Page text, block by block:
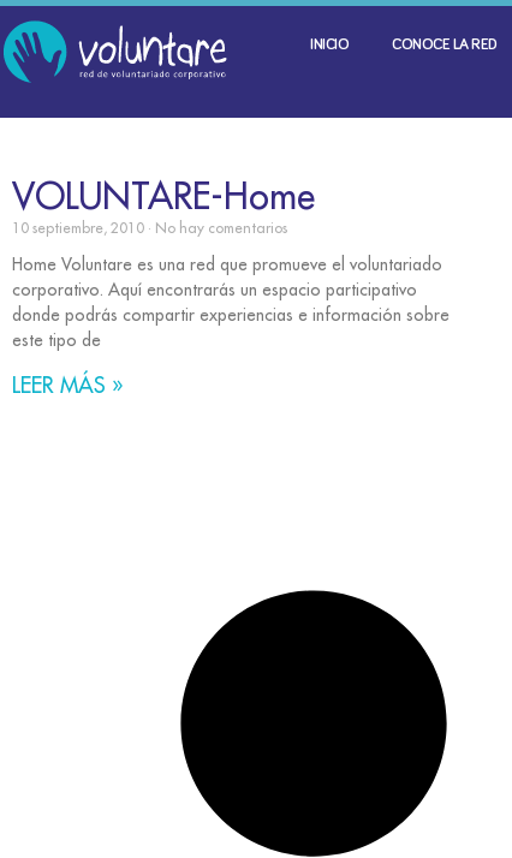
INICIO CONOCE LA RED
VOLUNTARE-Home
10 septiembre, 2010 No hay comentarios
Home Voluntare es una red que promueve el voluntariado
corporativo. Aquí encontrarás un espacio participativo
donde podrás compartir experiencias e información sobre
este tipo de
LEER MÁS »